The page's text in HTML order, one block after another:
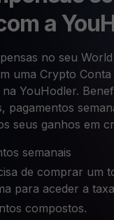
a
no seu
uma Crypto Conta
YouHodler.
pagamentos
seus ganhos em
semanais
de comprar um
para aceder a
compostos.